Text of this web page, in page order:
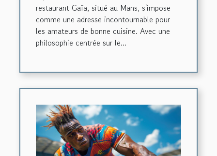
restaurant Gaïa, situé au Mans, s'impose
comme une adresse incontournable pour
les amateurs de bonne cuisine. Avec une
philosophie centrée sur le...